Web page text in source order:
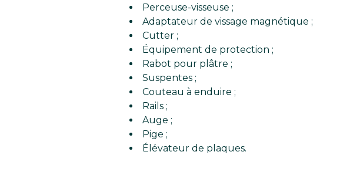
Perceuse-visseuse ;
Adaptateur de vissage magnétique ;
Cutter ;
Équipement de protection ;
Rabot pour plâtre ;
Suspentes ;
Couteau à enduire ;
Rails ;
Auge ;
Pige ;
Élévateur de plaques.